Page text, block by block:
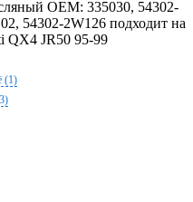
OEM: 335030, 54302-
54302-2W126 подходит на
QX4 JR50 95-99
(1)